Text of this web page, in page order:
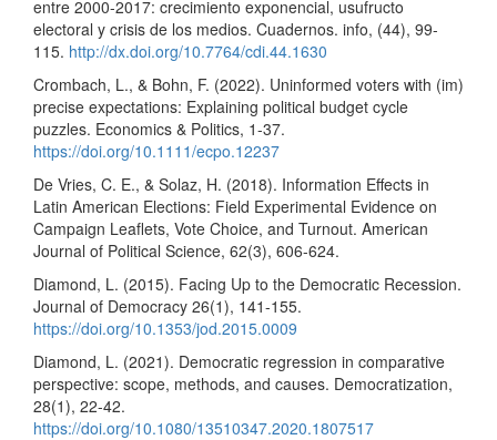
entre 2000-2017: crecimiento exponencial, usufructo
electoral y crisis de los medios. Cuadernos. info, (44), 99-
115. http://dx.doi.org/10.7764/cdi.44.1630
Crombach, L., & Bohn, F. (2022). Uninformed voters with (im)
precise expectations: Explaining political budget cycle
puzzles. Economics & Politics, 1-37.
https://doi.org/10.1111/ecpo.12237
De Vries, C. E., & Solaz, H. (2018). Information Effects in
Latin American Elections: Field Experimental Evidence on
Campaign Leaflets, Vote Choice, and Turnout. American
Journal of Political Science, 62(3), 606-624.
Diamond, L. (2015). Facing Up to the Democratic Recession.
Journal of Democracy 26(1), 141-155.
https://doi.org/10.1353/jod.2015.0009
Diamond, L. (2021). Democratic regression in comparative
perspective: scope, methods, and causes. Democratization,
28(1), 22-42.
https://doi.org/10.1080/13510347.2020.1807517